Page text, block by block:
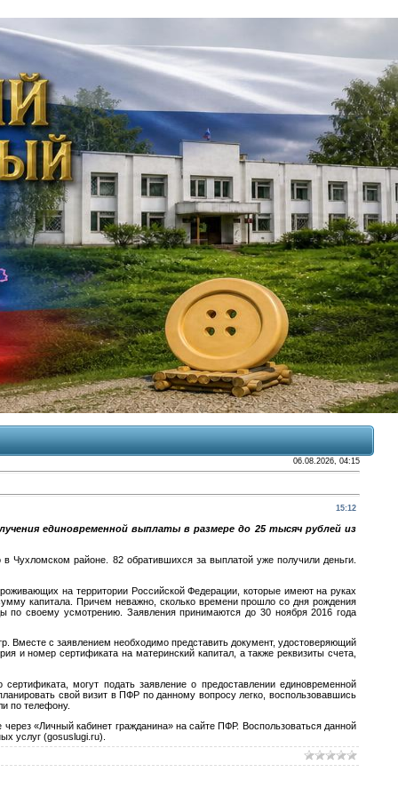
06.08.2026, 04:15
15:12
единовременной выплаты в размере до 25 тысяч рублей из
Чухломском районе. 82 обратившихся за выплатой уже получили деньги.
на территории Российской Федерации, которые имеют на руках
капитала. Причем неважно, сколько времени прошло со дня рождения
по своему усмотрению. Заявления принимаются до 30 ноября 2016 года
Вместе с заявлением необходимо представить документ, удостоверяющий
и номер сертификата на материнский капитал, а также реквизиты счета,
могут подать заявление о предоставлении единовременной
свой визит в ПФР по данному вопросу легко, воспользовавшись
по телефону.
«Личный кабинет гражданина» на сайте ПФР. Воспользоваться данной
услуг (gosuslugi.ru).